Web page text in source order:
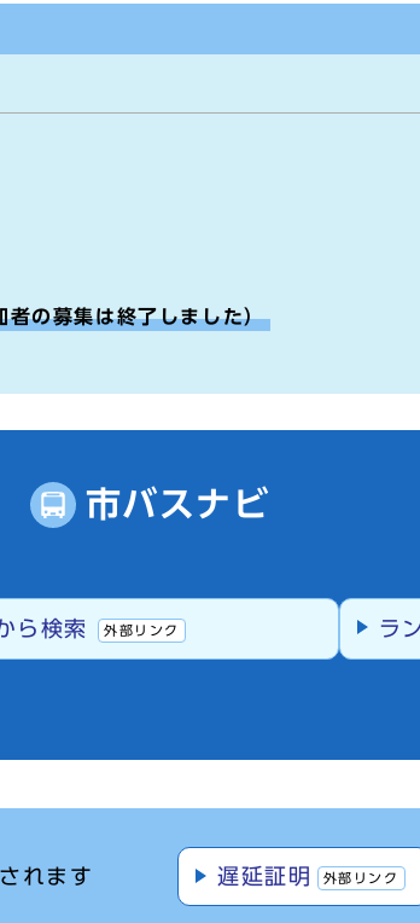
の募集は終了しました）
市バスナビ
ら検索 外部リンク ラ
れます 遅延証明 外部リンク